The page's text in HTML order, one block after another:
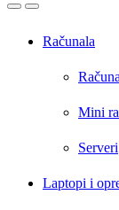
OpenClose
Računala
Mini
Serveri
Laptopi i